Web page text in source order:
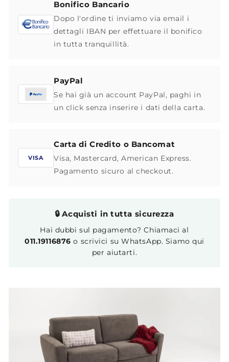
Bonifico Bancario
Dopo l'ordine ti inviamo via email i
dettagli IBAN per effettuare il bonifico
in tutta tranquillità.
PayPal
Se hai già un account PayPal, paghi in
un click senza inserire i dati della carta.
VISA
Carta di Credito o Bancomat
Visa, Mastercard, American Express.
Pagamento sicuro al checkout.
🔒 Acquisti in tutta sicurezza
Hai dubbi sul pagamento? Chiamaci al
011.19116876 o scrivici su WhatsApp. Siamo qui
per aiutarti.